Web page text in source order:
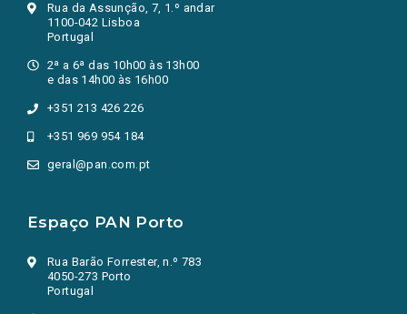
Rua da Assunção, 7, 1.º andar
1100-042 Lisboa
Portugal
2ª a 6ª das 10h00 às 13h00
e das 14h00 às 16h00
+351 213 426 226
+351 969 954 184
geral@pan.com.pt
Espaço PAN Porto
Rua Barão Forrester, n.º 783
4050-273 Porto
Portugal